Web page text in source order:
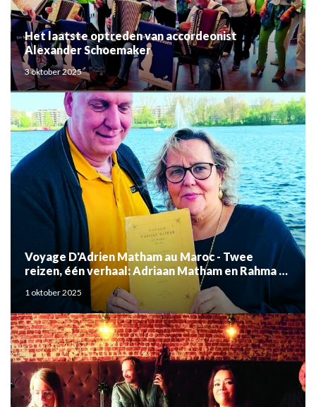
Het laatste optreden van accordeonist
Alexander Schoemaker
3 oktober 2025
Voyage D'Adrien Matham au Maroc - Twee
reizen, één verhaal: Adriaan Matham en Rahma el
Mouden
1 oktober 2025